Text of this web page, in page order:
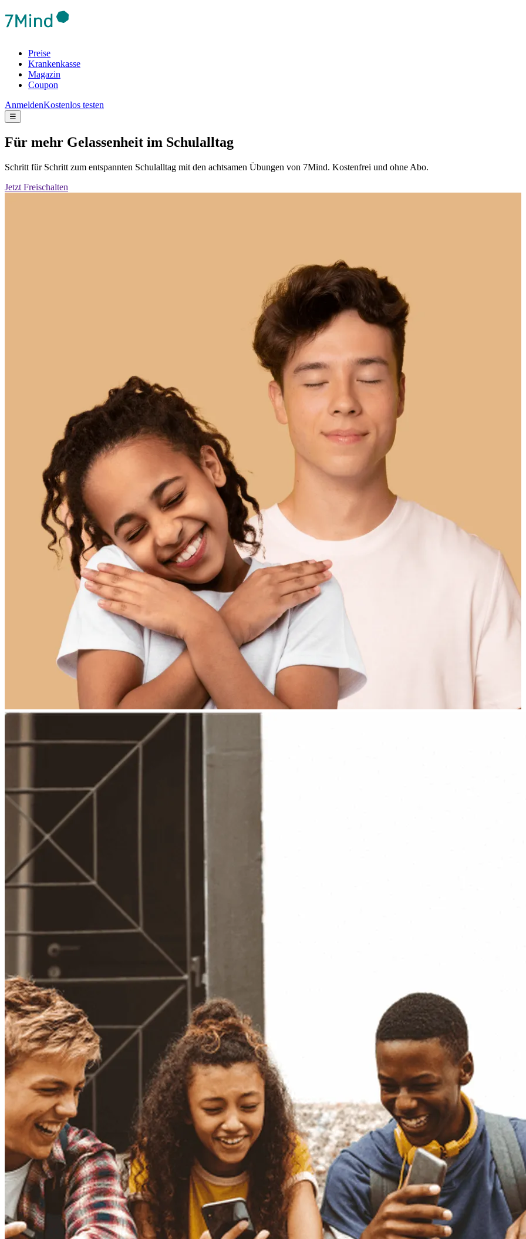
Preise
Krankenkasse
Magazin
Coupon
AnmeldenKostenlos testen
☰
Für mehr Gelassenheit im Schulalltag
Schritt für Schritt zum entspannten Schulalltag mit den achtsamen Übungen von 7Mind. Kostenfrei und ohne Abo.
Jetzt Freischalten